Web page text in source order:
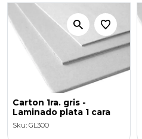
Carton 1ra. gris -
Laminado plata 1 cara
Sku: GL300